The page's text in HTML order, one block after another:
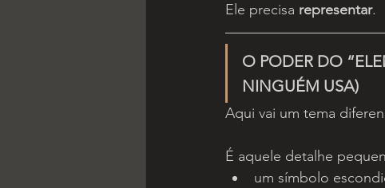
Ele precisa representar.
O PODER DO
NINGUÉM USA)
Aqui vai um tema
É aquele detalhe
um símbolo